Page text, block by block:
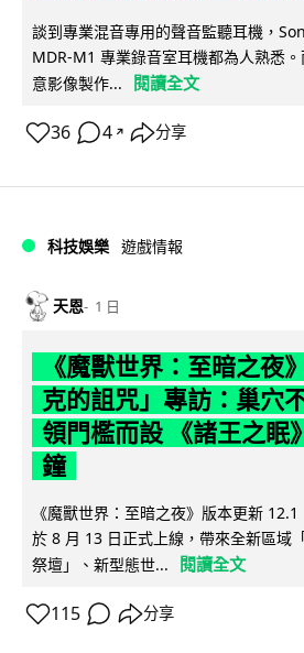
談到專業混音專用的聲音監聽耳機，
MDR-M1 專業錄音室耳機都為人熟悉
意影像製作...
閱讀全文
36 4 ↗ 分享
科技娛樂 遊戲情報
天恩 1 日
《魔獸世界：至暗之夜
克的詛咒」專訪：巢穴
領門檻而設 《諸王之眠
鐘
《魔獸世界：至暗之夜》版本更新
於 8 月 13 日正式上線，帶來全新區域
祭壇」、新型態世...
閱讀全文
115 分享